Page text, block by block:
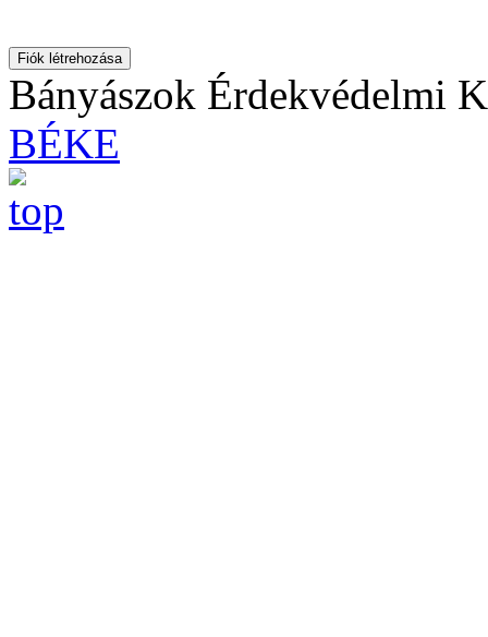
Fiók létrehozása
Bányászok Érdekvédelmi
BÉKE